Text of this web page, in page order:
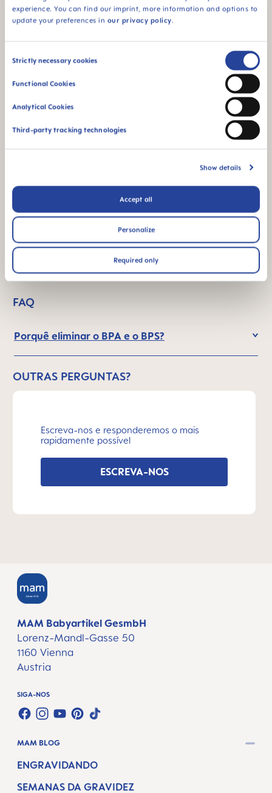
experience. You can find our imprint, more information and options to
update your preferences in our privacy policy.
Consent
Strictly necessary cookies
Functional Cookies
Analytical Cookies
Third-party tracking technologies
Show details
Accept all
Personalize
Required only
3. DESIGN MAM
Atraente para bebês - distrai sobre a dentição.
A partir de 0 meses
FAQ
Porquê eliminar o BPA e o BPS?
OUTRAS PERGUNTAS?
Escreva-nos e responderemos o mais
rapidamente possível
ESCREVA-NOS
MAM Babyartikel GesmbH
Lorenz-Mandl-Gasse 50
1160 Vienna
Austria
SIGA-NOS
FACEBOOK
INSTAGRAM
YOUTUBE
PINTEREST
TIKTOK
MAM BLOG
ENGRAVIDANDO
SEMANAS DA GRAVIDEZ